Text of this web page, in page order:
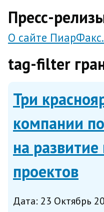
Пресс-
О сайте
tag-filter
Три
компании
на
проектов
Дата: 23 Октябрь